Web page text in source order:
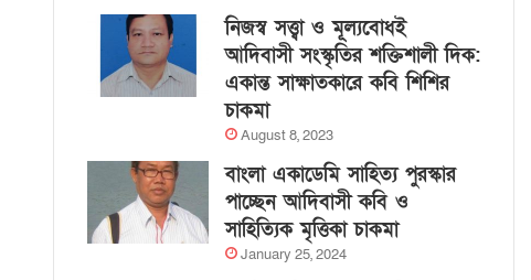
নিজস্ব সত্ত্বা ও মূল্যবোধই
আদিবাসী সংস্কৃতির শক্তিশালী দিক:
একান্ত সাক্ষাতকারে কবি শিশির
চাকমা
August 8, 2023
বাংলা একাডেমি সাহিত্য পুরস্কার
পাচ্ছেন আদিবাসী কবি ও
সাহিত্যিক মৃত্তিকা চাকমা
January 25, 2024